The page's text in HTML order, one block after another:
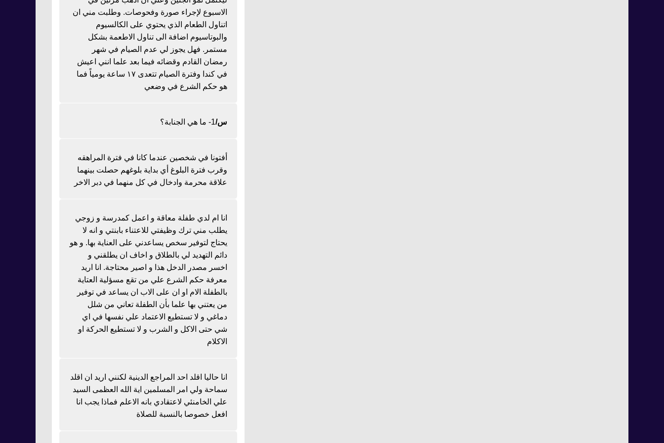
الاسبوع لإجراء صورة وفحوصات. وطلبت مني ان
اتناول الطعام الذي يحتوي على الكالسيوم
والبوتاسيوم اضافة الى تناول الاطعمة بشكل
مستمر. فهل يجوز لي عدم الصيام في شهر
رمضان القادم وقضائه فيما بعد علما انني اعيش
في كندا وفترة الصيام تتعدى ١٧ ساعة يومياً فما
هو حكم الشرع في وضعي
س/1- ما هي الجنابة؟
أفتونا في شخصين عندما كانا في فترة المراهقه
وقرب فترة البلوغ أي بداية بلوغهم حصلت بينهما
علاقة محرمة وادخال في كل منهما في دبر الاخر
انا ام لدي طفلة معاقة و اعمل كمدرسة و زوجي
يطلب مني ترك وظيفتي للاعتناء بابنتي و انه لا
يحتاج لتوفير سخص يساعدني على العناية بها. و هو
دائم التهديد لي بالطلاق و اخاف ان يطلقني و
اخسر مصدر الدخل هذا و اصير محتاجة. انا اريد
معرفة حكم الشرع علي من تقع مسؤلية العتاية
بالطفلة الام او ان على الاب ان يساعد في توفير
من يعتني بها علما بأن الطفلة تعاني من شلل
دماغي و لا تستطيع الاعتماد علي نفسها في اي
شي حتى الاكل و الشرب و لا تستطيع الحركة او
الاكلام
انا حاليا اقلد احد المراجع الدينية لكنني اريد ان اقلد
سماحة ولي امر المسلمين اية الله العظمى السيد
علي الخامنئي لاعتقادي بانه الاعلم فماذا يجب انا
افعل خصوصا بالنسبة للصلاة